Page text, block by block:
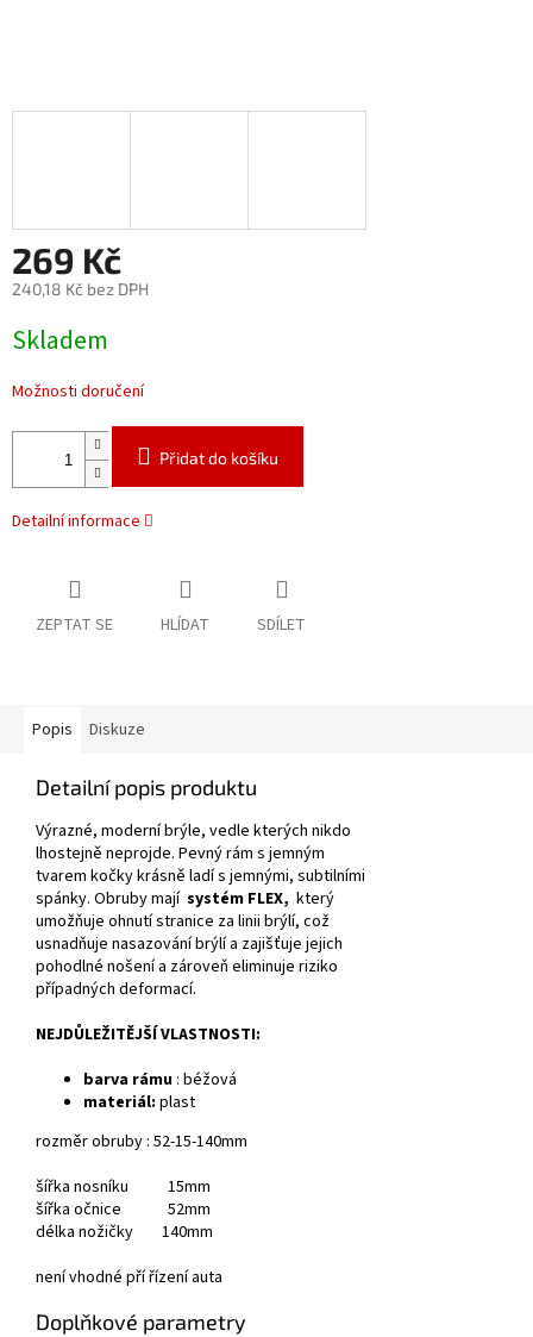
269 Kč
240,18 Kč bez DPH
cena:
Skladem
Možnosti doručení
Přidat do košíku
Detailní informace
ZEPTAT SE HLÍDAT SDÍLET
Popis Diskuze
Detailní popis produktu
Výrazné, moderní brýle, vedle kterých nikdo
lhostejně neprojde. Pevný rám s jemným
tvarem kočky krásně ladí s jemnými, subtilními
spánky. Obruby mají systém FLEX, který
umožňuje ohnutí stranice za linii brýlí, což
usnadňuje nasazování brýlí a zajišťuje jejich
pohodlné nošení a zároveň eliminuje riziko
případných deformací.
NEJDŮLEŽITĚJŠÍ VLASTNOSTI:
barva rámu : béžová
materiál: plast
rozměr obruby : 52-15-140mm
šířka nosníku 15mm
šířka očnice 52mm
délka nožičky 140mm
není vhodné pří řízení auta
Doplňkové parametry